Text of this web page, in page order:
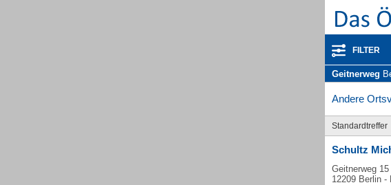
FILTER
Geitnerweg
Andere
Standardtreffer
Schultz
Geitnerweg 15
12209 Berlin -